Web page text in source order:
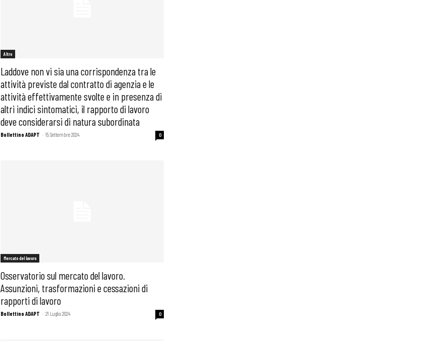
Altro
Laddove non vi sia una corrispondenza tra le
attività previste dal contratto di agenzia e le
attività effettivamente svolte e in presenza di
altri indici sintomatici, il rapporto di lavoro
deve considerarsi di natura subordinata
Bollettino ADAPT - 15 Settembre 2024 0
Mercato del lavoro
Osservatorio sul mercato del lavoro.
Assunzioni, trasformazioni e cessazioni di
rapporti di lavoro
Bollettino ADAPT - 21 Luglio 2024 0